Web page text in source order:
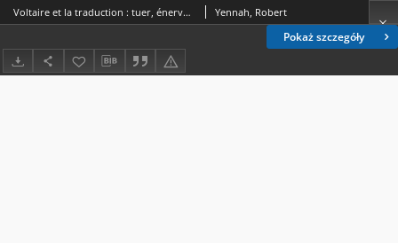
Pokaż szczegóły
Voltaire et la traduction : tuer, énerver ou vivifier lesens du mot, de la phrase et du texte Yennah, Robert